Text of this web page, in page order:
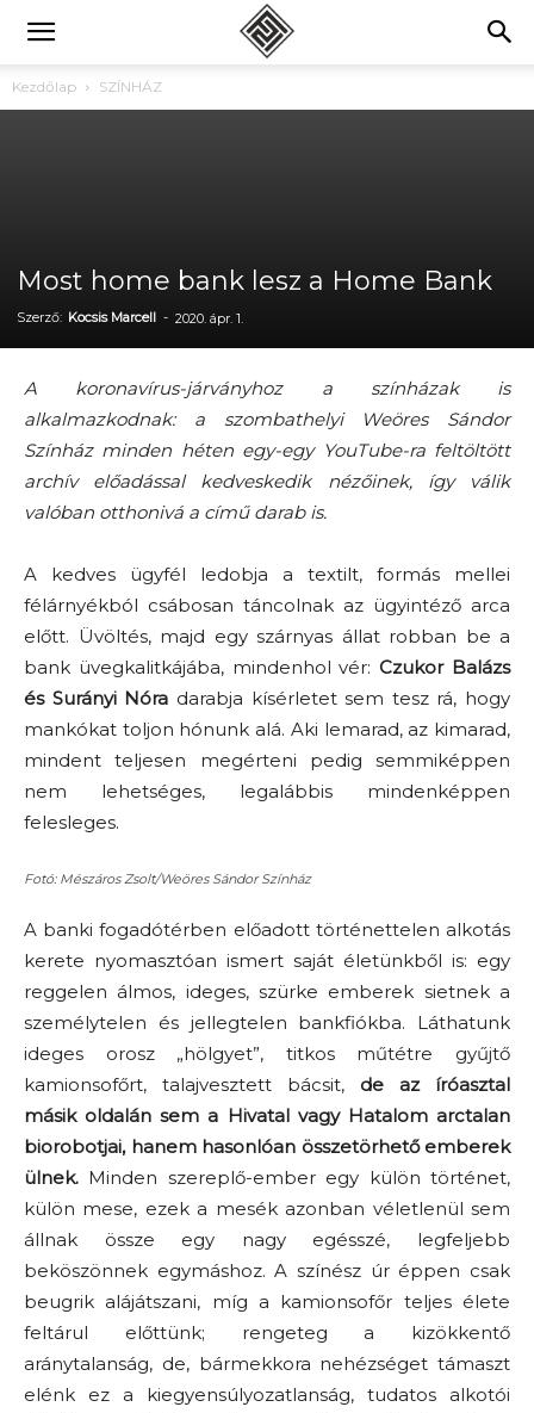
Kezdőlap SZÍNHÁZ
Most home bank lesz a Home Bank
Szerző: Kocsis Marcell - 2020. ápr. 1.
A koronavírus-járványhoz a színházak is
alkalmazkodnak: a szombathelyi Weöres Sándor
Színház minden héten egy-egy YouTube-ra feltöltött
archív előadással kedveskedik nézőinek, így válik
valóban otthonivá a című darab is.
A kedves ügyfél ledobja a textilt, formás mellei
félárnyékból csábosan táncolnak az ügyintéző arca
előtt. Üvöltés, majd egy szárnyas állat robban be a
bank üvegkalitkájába, mindenhol vér: Czukor Balázs
és Surányi Nóra darabja kísérletet sem tesz rá, hogy
mankókat toljon hónunk alá. Aki lemarad, az kimarad,
mindent teljesen megérteni pedig semmiképpen
nem lehetséges, legalábbis mindenképpen
felesleges.
Fotó: Mészáros Zsolt/Weöres Sándor Színház
A banki fogadótérben előadott történettelen alkotás
kerete nyomasztóan ismert saját életünkből is: egy
reggelen álmos, ideges, szürke emberek sietnek a
személytelen és jellegtelen bankfiókba. Láthatunk
ideges orosz „hölgyet”, titkos műtétre gyűjtő
kamionsofőrt, talajvesztett bácsit, de az íróasztal
másik oldalán sem a Hivatal vagy Hatalom arctalan
biorobotjai, hanem hasonlóan összetörhető emberek
ülnek. Minden szereplő-ember egy külön történet,
külön mese, ezek a mesék azonban véletlenül sem
állnak össze egy nagy egésszé, legfeljebb
beköszönnek egymáshoz. A színész úr éppen csak
beugrik alájátszani, míg a kamionsofőr teljes élete
feltárul előttünk; rengeteg a kizökkentő
aránytalanság, de, bármekkora nehézséget támaszt
elénk ez a kiegyensúlyozatlanság, tudatos alkotói